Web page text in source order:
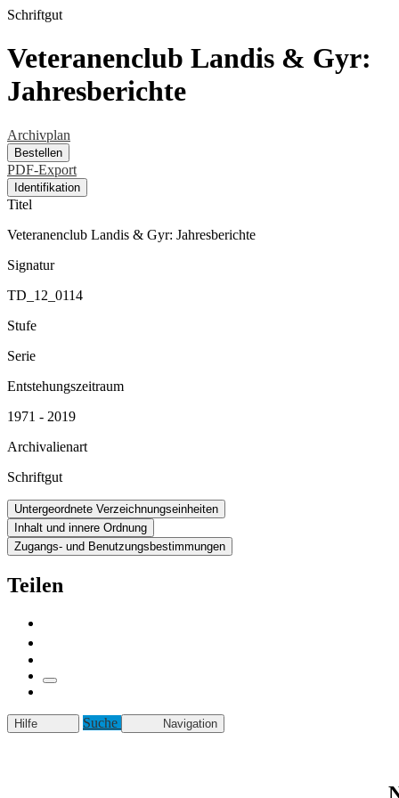
Schriftgut
Veteranenclub Landis & Gyr:
Jahresberichte
Archivplan
Bestellen
PDF-Export
Identifikation
Titel
Veteranenclub Landis & Gyr: Jahresberichte
Signatur
TD_12_0114
Stufe
Serie
Entstehungszeitraum
1971 - 2019
Archivalienart
Schriftgut
Untergeordnete Verzeichnungseinheiten
Inhalt und innere Ordnung
Zugangs- und Benutzungsbestimmungen
Teilen
Hilfe Suche Navigation